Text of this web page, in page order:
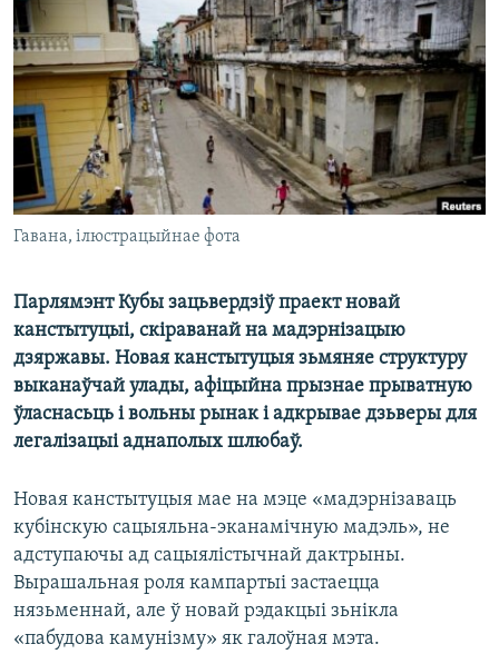
КУЛЬТУРА
КАЛЯНДАР
МОВА
НА ХВАЛЯХ СВАБОДЫ
Гавана, ілюстрацыйнае фота
Парлямэнт Кубы зацьвердзіў праект новай
канстытуцыі, скіраванай на мадэрнізацыю
дзяржавы. Новая канстытуцыя зьмяняе структуру
выканаўчай улады, афіцыйна прызнае прыватную
ўласнасьць і вольны рынак і адкрывае дзьверы для
легалізацыі аднаполых шлюбаў.
Новая канстытуцыя мае на мэце «мадэрнізаваць
кубінскую сацыяльна-эканамічную мадэль», не
адступаючы ад сацыялістычнай дактрыны.
Вырашальная роля кампартыі застаецца
нязьменнай, але ў новай рэдакцыі зьнікла
«пабудова камунізму» як галоўная мэта.